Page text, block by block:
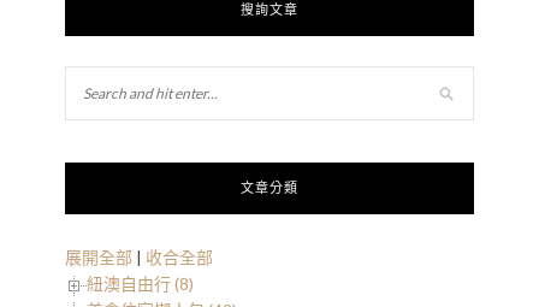
搜詢文章
文章分類
展開全部 | 收合全部
紐澳自由行 (8)